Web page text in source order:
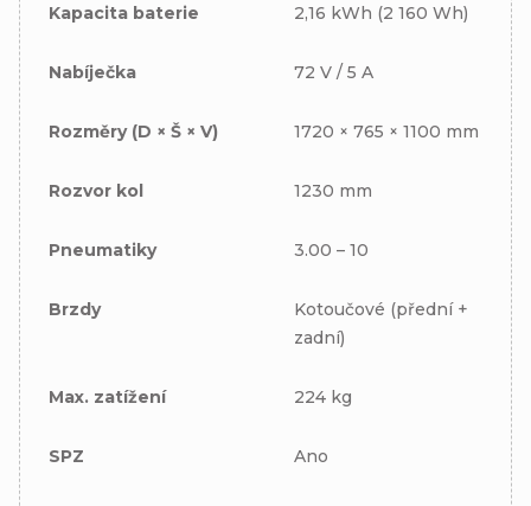
Kapacita baterie 2,16 kWh (2 160 Wh)
Nabíječka 72 V / 5 A
Rozměry (D × Š × V) 1720 × 765 × 1100 mm
Rozvor kol 1230 mm
Pneumatiky 3.00 – 10
Brzdy
Kotoučové (přední +
zadní)
Max. zatížení 224 kg
SPZ Ano